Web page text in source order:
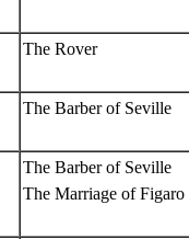
The Rover
The Barber of Seville
The Barber of Seville
The Marriage of Figaro